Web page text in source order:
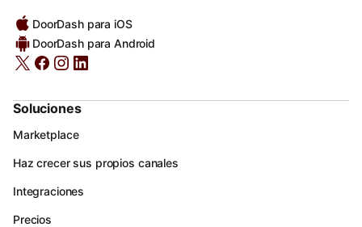
DoorDash para iOS
DoorDash para Android
Soluciones
Marketplace
Haz crecer sus propios canales
Integraciones
Precios